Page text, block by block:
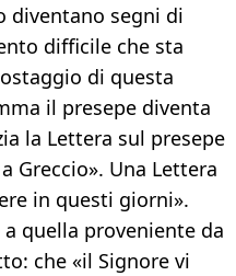
diventano segni di
difficile che sta
di questa
il presepe diventa
la Lettera sul presepe
Greccio». Una Lettera
in questi giorni».
quella proveniente da
che «il Signore vi